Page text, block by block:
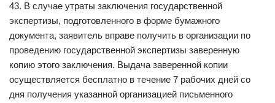
43. В случае утраты заключения государственной
экспертизы, подготовленного в форме бумажного
документа, заявитель вправе получить в организации по
проведению государственной экспертизы заверенную
копию этого заключения. Выдача заверенной копии
осуществляется бесплатно в течение 7 рабочих дней со
дня получения указанной организацией письменного